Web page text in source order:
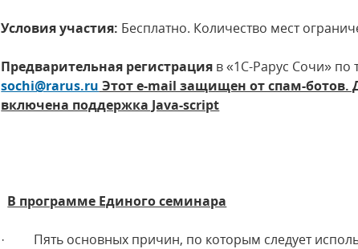
Условия участия: Бесплатно. Количество мест
Предварительная регистрация в «1С-Рарус Сочи» по
sochi@rarus.ru Этот e-mail защищен от спам-ботов.
включена поддержка Java-script
В программе Единого семинара
· Пять основных причин, по которым следует